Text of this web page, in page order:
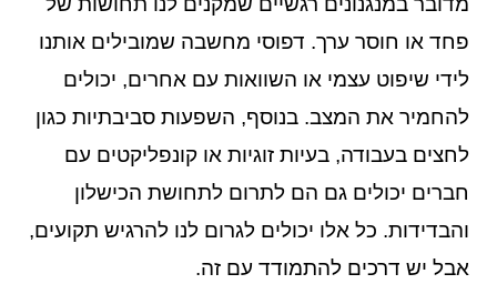
פחד או חוסר ערך. דפוסי מחשבה שמובילים אותנו
לידי שיפוט עצמי או השוואות עם אחרים, יכולים
להחמיר את המצב. בנוסף, השפעות סביבתיות כגון
לחצים בעבודה, בעיות זוגיות או קונפליקטים עם
חברים יכולים גם הם לתרום לתחושת הכישלון
והבדידות. כל אלו יכולים לגרום לנו להרגיש תקועים,
אבל יש דרכים להתמודד עם זה.